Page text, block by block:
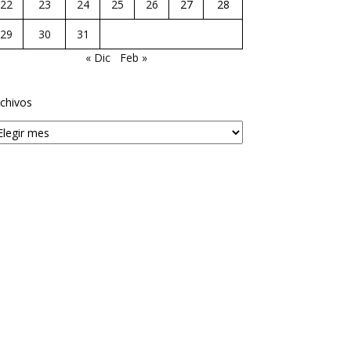
22 23 24 25 26 27
28
29
30
31
« Dic
Feb »